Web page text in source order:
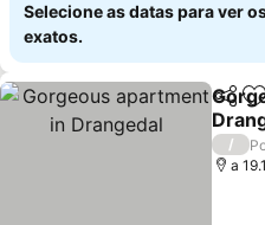
Selecione as datas para ver
exatos.
Ver
/
a